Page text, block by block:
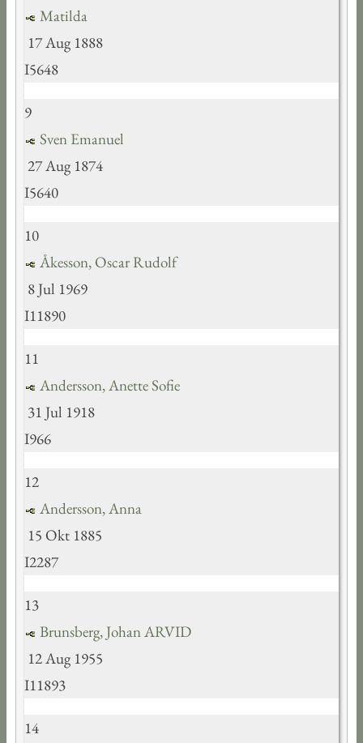
Matilda
17 Aug 1888
I5648
9
Sven Emanuel
27 Aug 1874
I5640
10
Åkesson, Oscar Rudolf
8 Jul 1969
I11890
11
Andersson, Anette Sofie
31 Jul 1918
I966
12
Andersson, Anna
15 Okt 1885
I2287
13
Brunsberg, Johan ARVID
12 Aug 1955
I11893
14